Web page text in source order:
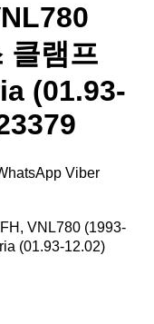
클램프
(01.93-
Viber
VNL780 (1993-
(01.93-12.02)